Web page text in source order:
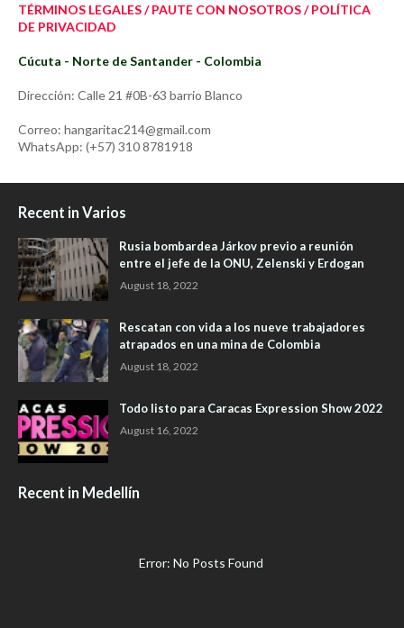
TÉRMINOS LEGALES / PAUTE CON NOSOTROS / POLÍTICA
DE PRIVACIDAD
Cúcuta - Norte de Santander - Colombia
Dirección: Calle 21 #0B-63 barrio Blanco
Correo: hangaritac214@gmail.com
WhatsApp: (+57) 310 8781918
Recent in Varios
Rusia bombardea Járkov previo a reunión
entre el jefe de la ONU, Zelenski y Erdogan
August 18, 2022
Rescatan con vida a los nueve trabajadores
atrapados en una mina de Colombia
August 18, 2022
Todo listo para Caracas Expression Show 2022
August 16, 2022
Recent in Medellín
Error: No Posts Found